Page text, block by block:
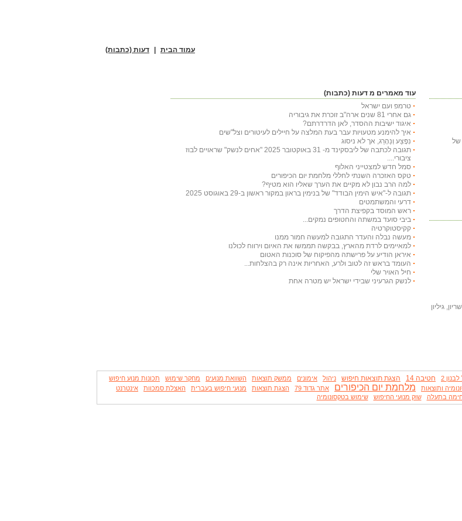
עמוד הבית דעות (כתבות)
של
גיליון
עוד מאמרים מ דעות (כתבות)
טרמפ ועם ישראל
גם אחרי 81 שנים ארה"ב זוכרת את גיבוריה
איגוד ישיבות ההסדר, לאן הדרדרתם?
איך להימנע מטעויות עבר בעת המלצה על חיילים לעיטורים וצל"שים
נִפָּצַע וְנֵהָרֵג, אך לא ניסוג
תגובה לכתבה של ליבסקינד מ- 31 באוקטובר 2025 "אחים לנשק" שראויים לבוז
ציבורי....
סמל חדש למצטייני האלוף
טקס האזכרה השנתי לחללי מלחמת יום הכיפורים
למה הרב נבון לא מקיים את הערך שאליו הוא מטיף?
תגובה ל-"איש הימין הבודד" של בנימין בראון במקור ראשון ב-29 באוגוסט 2025
דרעי והמשתמטים
ראש המוסד בקפיצת הדרך
ביבי סועד במשתה והחטופים נמקים...
קקיסטוקרטיה
מעשה נבלה והעדר התגובה למעשה חמור ממנו
למאיימים לרדת מהארץ, בבקשה תממשו את האיום וירווח לכולנו
איראן הודיע על פרישתה מהפיקוח של סוכנות האטום
העומד בראש זה לטוב ולרע, האחריות אינה רק בהצלחות...
חיל האויר שלי
לנשק הגרעיני שבידי ישראל יש מטרה אחת
2 חטיבה 14 הצגת תוצאות חיפוש ניהול אימונים ממשק תוצאות השוואת מנועים מחקר שימוש תכונות מנוע חיפוש
ותוצאות מלחמת יום הכיפורים אתר גדוד 79 הצגת תוצאות מנועי חיפוש בעברית האצלת סמכוות
אינטרנט
בתעלה
שוק מנועי החיפוש שימוש בטקסונומיה